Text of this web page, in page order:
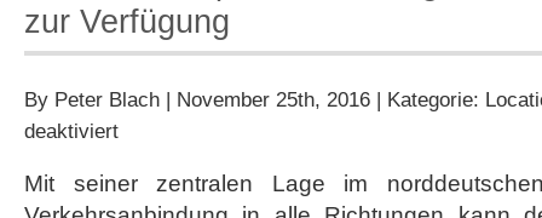
zur Verfügung
By Peter Blach | November 25th, 2016 | Kategorie:
deaktiviertfür
stellt
Hangars
Mit seiner zentralen Lage im